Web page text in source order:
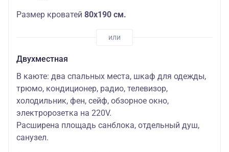
Размер кроватей 80х190 см.
Двухместная
В каюте: два спальных места, шкаф для одежды,
трюмо, кондиционер, радио, телевизор,
холодильник, фен, сейф, обзорное окно,
электророзетка на 220V.
Расширена площадь санблока, отдельный душ,
санузел.